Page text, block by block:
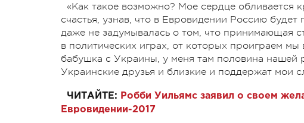
«Как такое возможно? Мое сердце обливается
счастья, узнав, что в Евровидении Россию
даже не задумывалась о том, что принимающая
в политических играх, от которых проиграем
бабушка с Украины, у меня там половина нашей
Украинские друзья и близкие и поддержат мои
ЧИТАЙТЕ: Робби Уильямс заявил о своем
Евровидении-2017